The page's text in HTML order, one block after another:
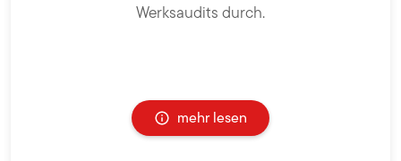
Werksaudits durch.
mehr lesen